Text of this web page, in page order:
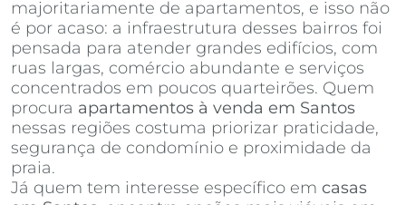
majoritariamente de apartamentos, e isso não
é por acaso: a infraestrutura desses bairros foi
pensada para atender grandes edifícios, com
ruas largas, comércio abundante e serviços
concentrados em poucos quarteirões. Quem
procura apartamentos à venda em Santos
nessas regiões costuma priorizar praticidade,
segurança de condomínio e proximidade da
praia.
Já quem tem interesse específico em casas